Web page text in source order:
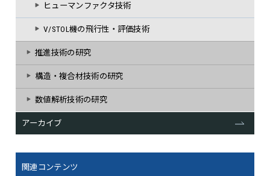
ヒューマンファクタ技術
V/STOL機の飛行性・評価技術
推進技術の研究
構造・複合材技術の研究
数値解析技術の研究
アーカイブ
関連コンテンツ